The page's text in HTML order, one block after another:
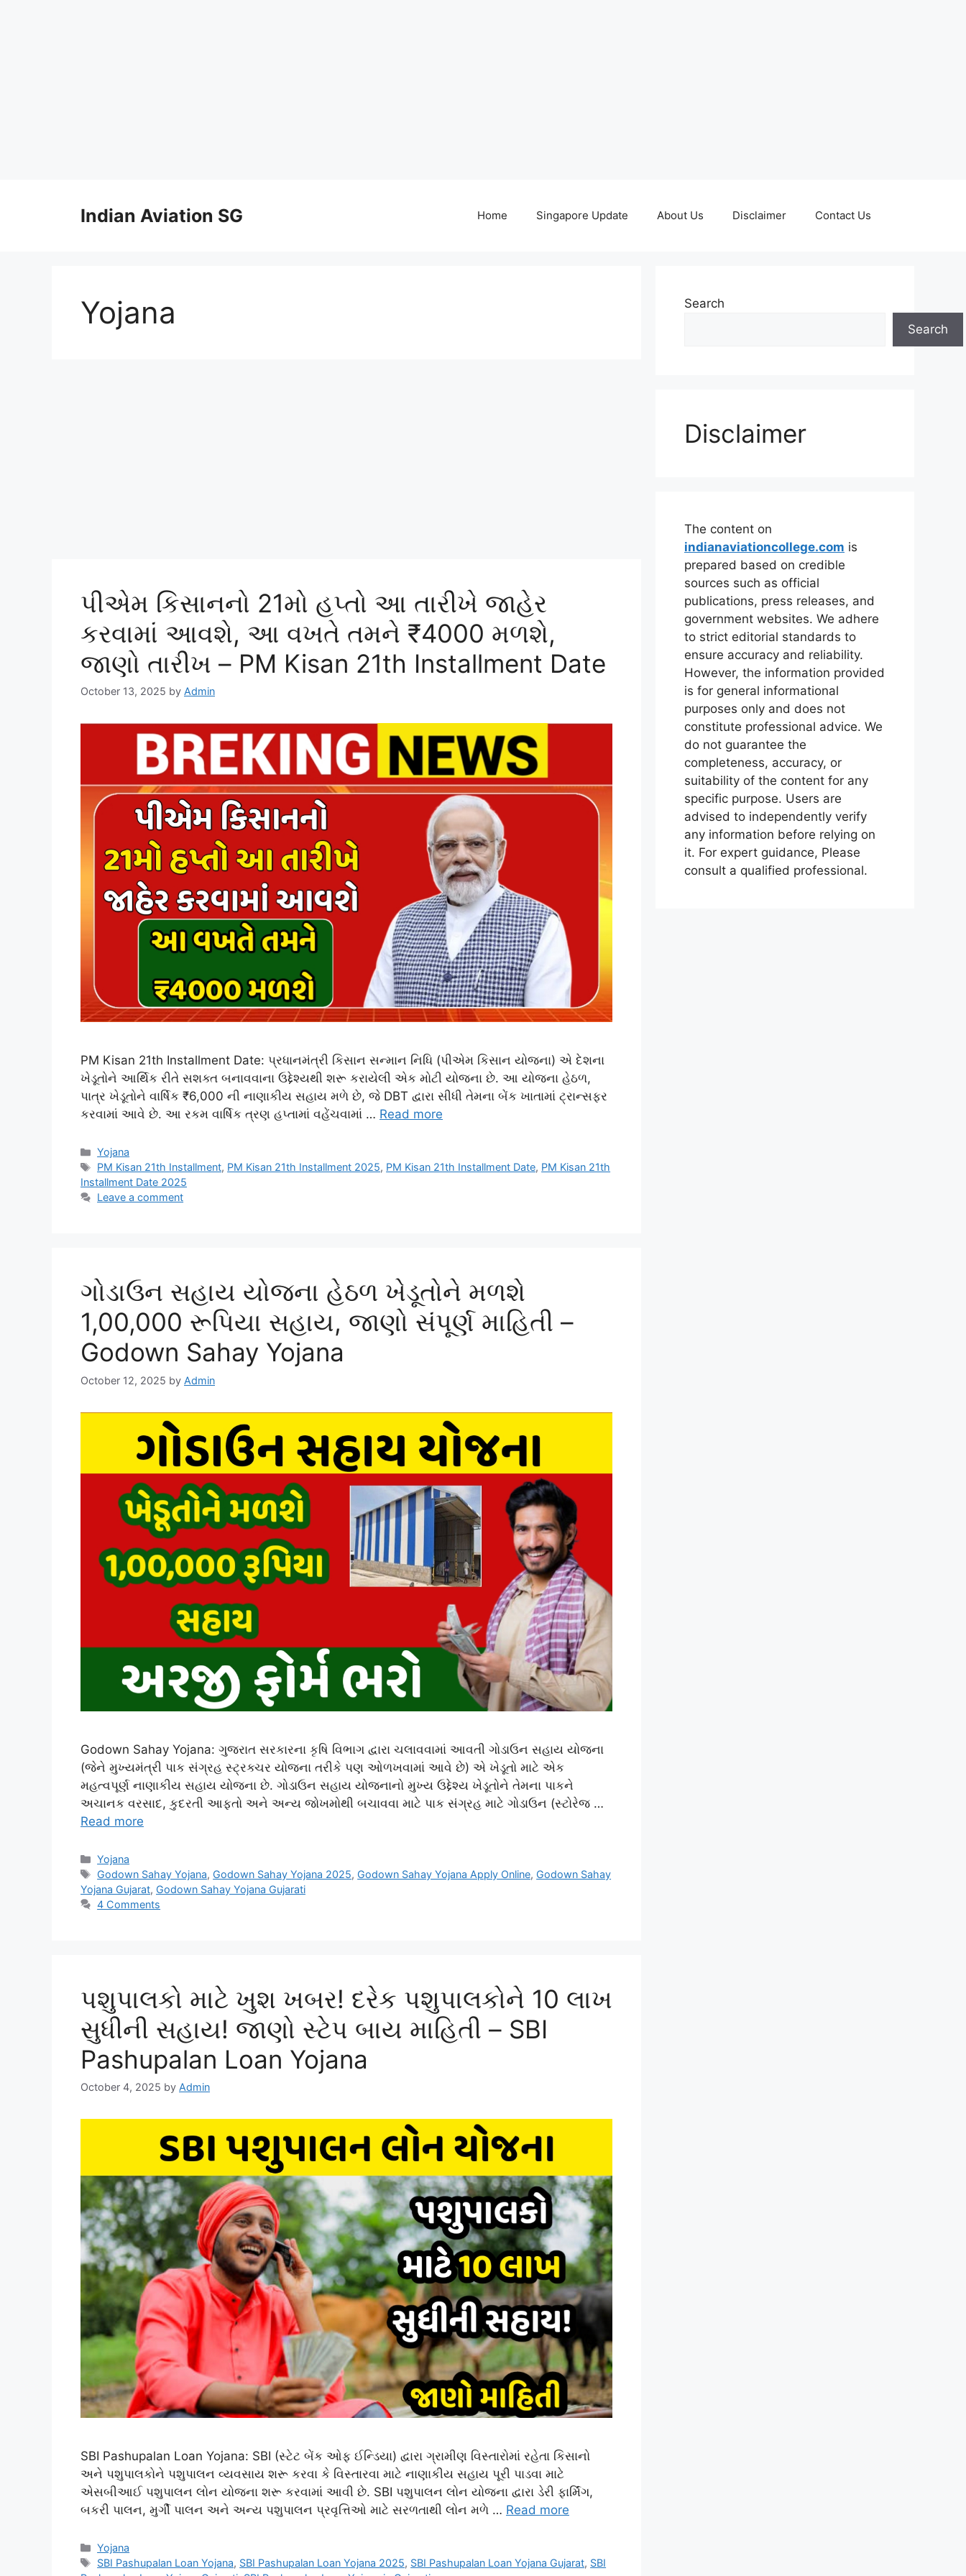
Indian Aviation SG Home Singapore Update About Us Disclaimer Contact Us
Yojana
પીએમ કિસાનનો 21મો હપ્તો આ તારીખે જાહેર
કરવામાં આવશે, આ વખતે તમને ₹4000 મળશે,
જાણો તારીખ – PM Kisan 21th Installment Date
October 13, 2025 by Admin
PM Kisan 21th Installment Date: પ્રધાનમંત્રી કિસાન સન્માન નિધિ (પીએમ કિસાન યોજના) એ દેશના
ખેડૂતોને આર્થિક રીતે સશક્ત બનાવવાના ઉદ્દેશ્યથી શરૂ કરાયેલી એક મોટી યોજના છે. આ યોજના હેઠળ,
પાત્ર ખેડૂતોને વાર્ષિક ₹6,000 ની નાણાકીય સહાય મળે છે, જે DBT દ્વારા સીધી તેમના બેંક ખાતામાં ટ્રાન્સફર
કરવામાં આવે છે. આ રકમ વાર્ષિક ત્રણ હપ્તામાં વહેંચવામાં … Read more
Categories
Yojana
Tags
PM Kisan 21th Installment, PM Kisan 21th Installment 2025, PM Kisan 21th Installment Date, PM Kisan 21th
Installment Date 2025
Leave a comment
ગોડાઉન સહાય યોજના હેઠળ ખેડૂતોને મળશે
1,00,000 રૂપિયા સહાય, જાણો સંપૂર્ણ માહિતી –
Godown Sahay Yojana
October 12, 2025 by Admin
Godown Sahay Yojana: ગુજરાત સરકારના કૃષિ વિભાગ દ્વારા ચલાવવામાં આવતી ગોડાઉન સહાય યોજના
(જેને મુખ્યમંત્રી પાક સંગ્રહ સ્ટ્રક્ચર યોજના તરીકે પણ ઓળખવામાં આવે છે) એ ખેડૂતો માટે એક
મહત્વપૂર્ણ નાણાકીય સહાય યોજના છે. ગોડાઉન સહાય યોજનાનો મુખ્ય ઉદ્દેશ્ય ખેડૂતોને તેમના પાકને
અચાનક વરસાદ, કુદરતી આફતો અને અન્ય જોખમોથી બચાવવા માટે પાક સંગ્રહ માટે ગોડાઉન (સ્ટોરેજ …
Read more
Categories
Yojana
Tags
Godown Sahay Yojana, Godown Sahay Yojana 2025, Godown Sahay Yojana Apply Online, Godown Sahay
Yojana Gujarat, Godown Sahay Yojana Gujarati
4 Comments
પશુપાલકો માટે ખુશ ખબર! દરેક પશુપાલકોને 10 લાખ
સુધીની સહાય! જાણો સ્ટેપ બાય માહિતી – SBI
Pashupalan Loan Yojana
October 4, 2025 by Admin
SBI Pashupalan Loan Yojana: SBI (સ્ટેટ બેંક ઓફ ઈન્ડિયા) દ્વારા ગ્રામીણ વિસ્તારોમાં રહેતા કિસાનો
અને પશુપાલકોને પશુપાલન વ્યવસાય શરૂ કરવા કે વિસ્તારવા માટે નાણાકીય સહાય પૂરી પાડવા માટે
એસબીઆઈ પશુપાલન લોન યોજના શરૂ કરવામાં આવી છે. SBI પશુપાલન લોન યોજના દ્વારા ડેરી ફાર્મિંગ,
બકરી પાલન, મુર્ગી પાલન અને અન્ય પશુપાલન પ્રવૃત્તિઓ માટે સરળતાથી લોન મળે … Read more
Categories
Yojana
Tags
SBI Pashupalan Loan Yojana, SBI Pashupalan Loan Yojana 2025, SBI Pashupalan Loan Yojana Gujarat, SBI
Search
Search
Disclaimer
The content on
indianaviationcollege.com is
prepared based on credible
sources such as official
publications, press releases, and
government websites. We adhere
to strict editorial standards to
ensure accuracy and reliability.
However, the information provided
is for general informational
purposes only and does not
constitute professional advice. We
do not guarantee the
completeness, accuracy, or
suitability of the content for any
specific purpose. Users are
advised to independently verify
any information before relying on
it. For expert guidance, Please
consult a qualified professional.